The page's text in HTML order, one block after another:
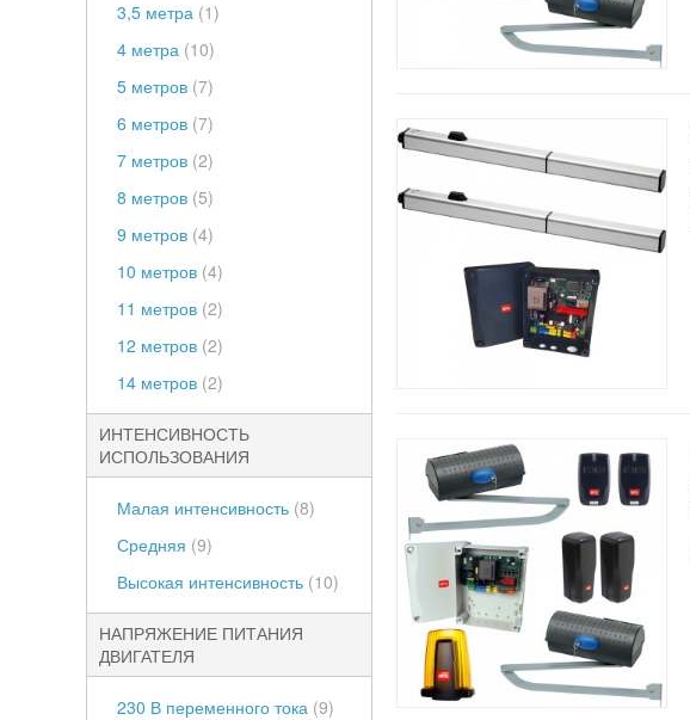
3,5 метра (1)
4 метра (10)
5 метров (7)
6 метров (7)
7 метров (2)
8 метров (5)
9 метров (4)
10 метров (4)
11 метров (2)
12 метров (2)
14 метров (2)
ИНТЕНСИВНОСТЬ
ИСПОЛЬЗОВАНИЯ
Малая интенсивность (8)
Средняя (9)
Высокая интенсивность (10)
НАПРЯЖЕНИЕ ПИТАНИЯ
ДВИГАТЕЛЯ
230 В переменного тока (9)